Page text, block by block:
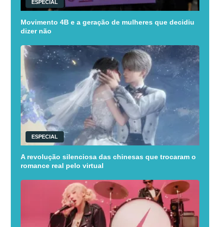
ESPECIAL
Movimento 4B e a geração de mulheres que decidiu
dizer não
ESPECIAL
A revolução silenciosa das chinesas que trocaram o
romance real pelo virtual